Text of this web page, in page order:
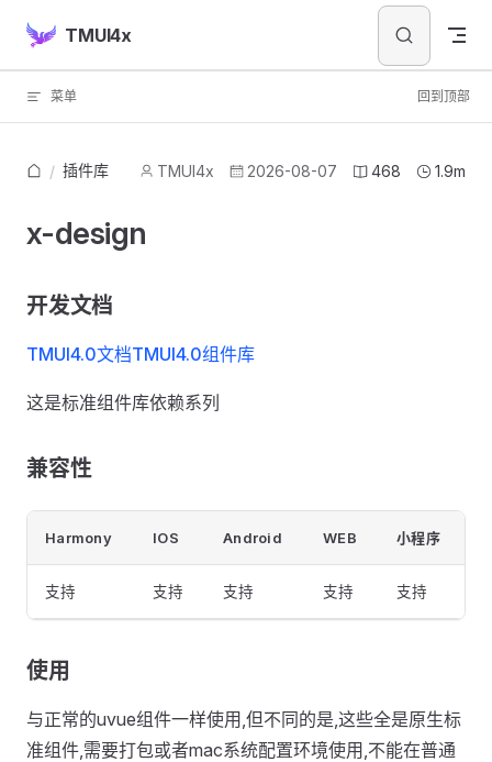
Skip to content
TMUI4x
菜单 回到顶部
/ 插件库 TMUI4x 2026-08-07 468 1.9m
x-design
开发文档
TMUI4.0文档TMUI4.0组件库
这是标准组件库依赖系列
兼容性
Harmony IOS Android WEB 小程序
支持 支持 支持 支持 支持
使用
与正常的uvue组件一样使用,但不同的是,这些全是原生标
准组件,需要打包或者mac系统配置环境使用,不能在普通